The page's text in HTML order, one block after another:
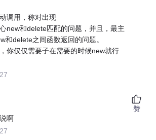
调用，称对出现
new和delete匹配的问题，并且，最主
和delete之间函数返回的问题。
你仅仅需要子在需要的时候new就行
啊
赞